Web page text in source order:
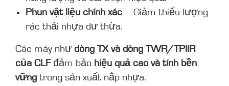
Phun vật liệu chính xác – Giảm thiểu lượng
rác thải nhựa dư thừa.
Các máy như dòng TX và dòng TWR/TPIIR
của CLFđảm bảo hiệu quả cao và tính bền
vững trong sản xuất nắp nhựa.